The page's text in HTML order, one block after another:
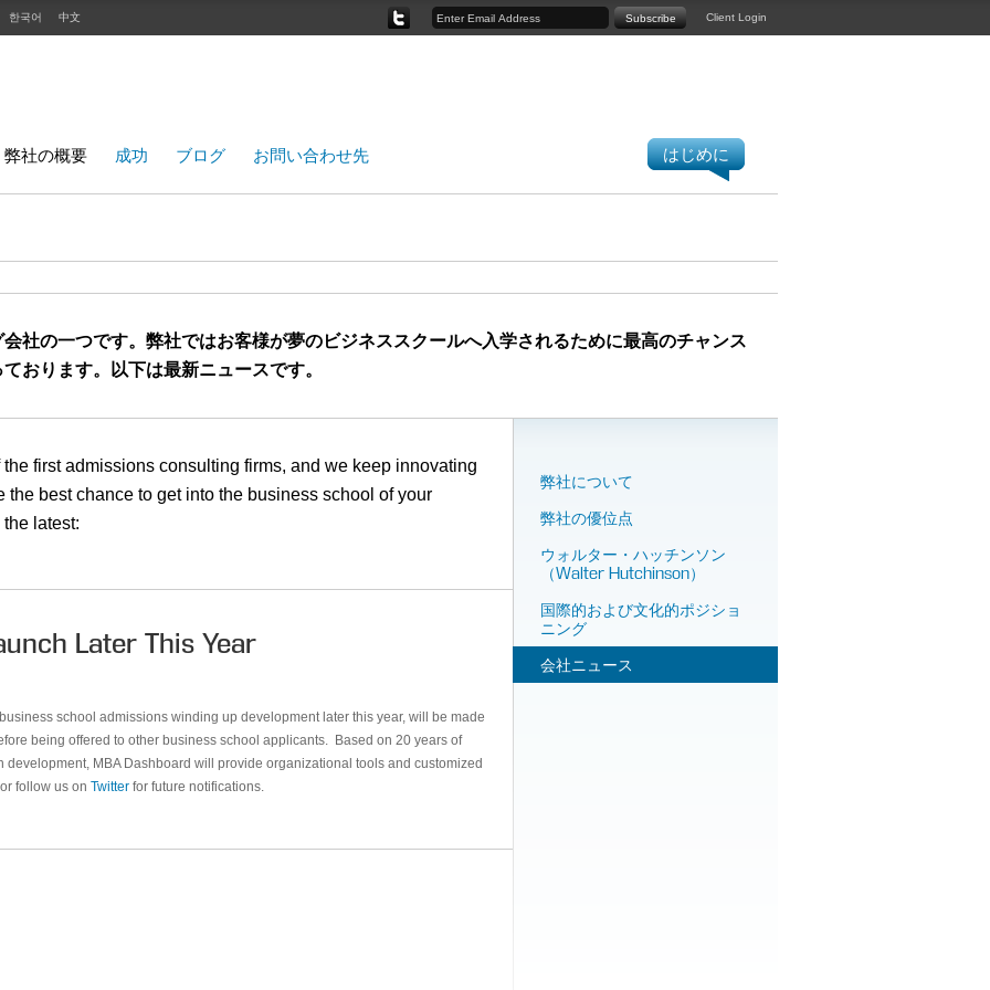
한국어 中文 Client Login
Twitter
弊社の概要 成功 ブログ お問い合わせ先 はじめに
社の一つです。弊社ではお客様が夢のビジネススクールへ入学されるために最高のチャンス
おります。以下は最新ニュースです。
first admissions consulting firms, and we keep innovating
the best chance to get into the business school of your
latest:
Later This Year
school admissions winding up development later this year, will be made
being offered to other business school applicants. Based on 20 years of
MBA Dashboard will provide organizational tools and customized
follow us on Twitter for future notifications.
弊社について
弊社の優位点
ウォルター・ハッチンソン
（Walter Hutchinson）
国際的および文化的ポジショ
ニング
会社ニュース